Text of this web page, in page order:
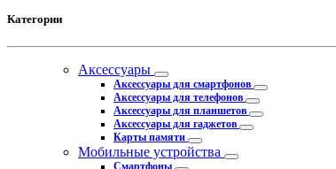
Категории
Аксессуары
Аксессуары для смартфонов
Аксессуары для телефонов
Аксессуары для планшетов
Аксессуары для гаджетов
Карты памяти
Мобильные устройства